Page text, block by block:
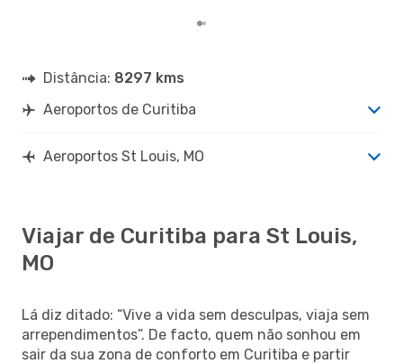
Distância: 8297 kms
Aeroportos de Curitiba
Aeroportos St Louis, MO
Viajar de Curitiba para St Louis,
MO
Lá diz ditado: “Vive a vida sem desculpas, viaja sem
arrependimentos”. De facto, quem não sonhou em
sair da sua zona de conforto em Curitiba e partir